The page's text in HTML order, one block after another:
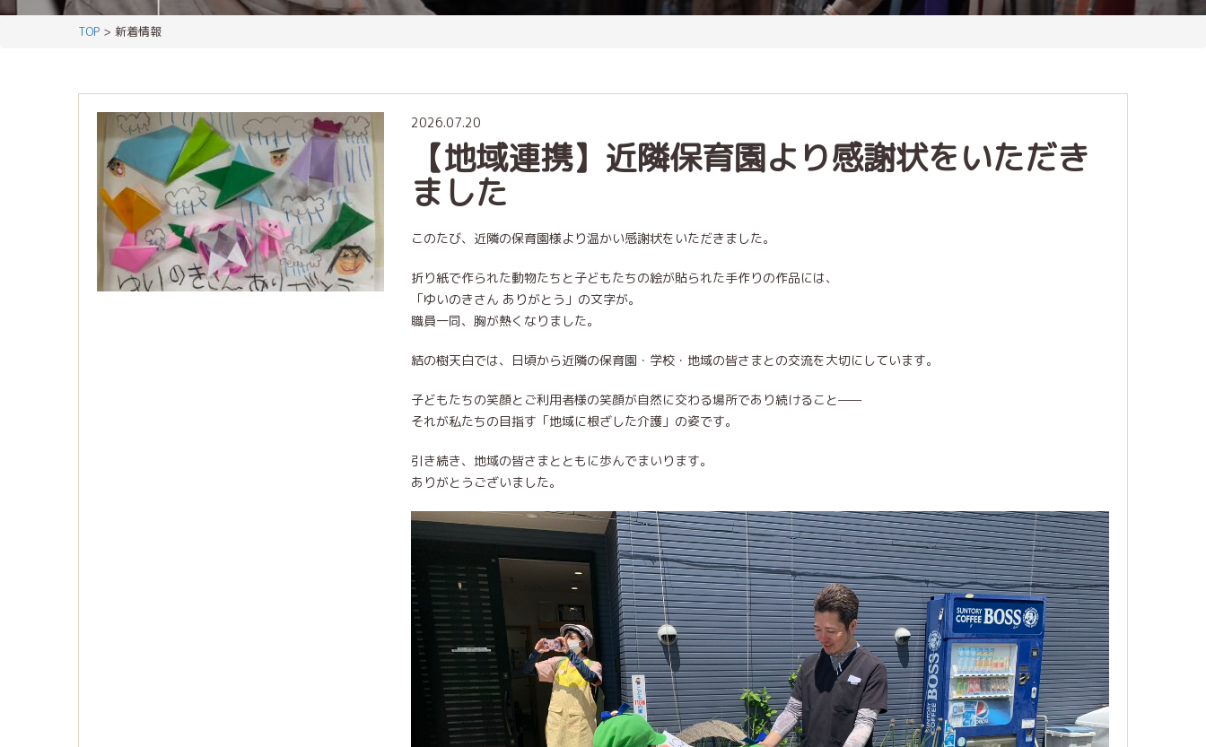
TOP > 新着情報
2026.07.20
【地域連携】近隣保育園より感謝状をいただき
ました
このたび、近隣の保育園様より温かい感謝状をいただきました。
折り紙で作られた動物たちと子どもたちの絵が貼られた手作りの作品には、
「ゆいのきさん ありがとう」の文字が。
職員一同、胸が熱くなりました。
結の樹天白では、日頃から近隣の保育園・学校・地域の皆さまとの交流を大切にしています。
子どもたちの笑顔とご利用者様の笑顔が自然に交わる場所であり続けること——
それが私たちの目指す「地域に根ざした介護」の姿です。
引き続き、地域の皆さまとともに歩んでまいります。
ありがとうございました。